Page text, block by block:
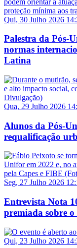
Qui, 30 Julho 2026
Palestra da Pós-
normas
Latina
Qua, 29 Julho 2026
Alunos da Pós-
requalificação
Seg, 27 Julho 2026
Entrevista Nota
premiada sobre
Qui, 23 Julho 2026